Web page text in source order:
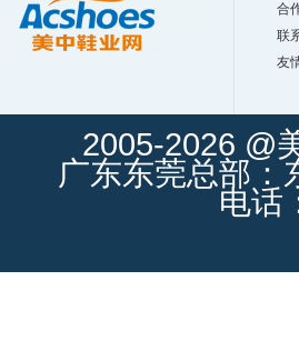
合
联
友
2005-2026 @
广东东莞总部：
电话